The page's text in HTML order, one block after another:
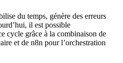
du temps, génère des erreurs
il est possible
cycle grâce à la combinaison de
et de n8n pour l’orchestration